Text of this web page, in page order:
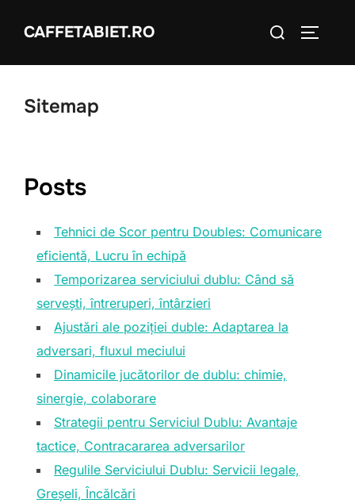
CAFFETABIET.RO
Search
Sitemap
Posts
Tehnici de Scor pentru Doubles: Comunicare
eficientă, Lucru în echipă
Temporizarea serviciului dublu: Când să
servești, întreruperi, întârzieri
Ajustări ale poziției duble: Adaptarea la
adversari, fluxul meciului
Dinamicile jucătorilor de dublu: chimie,
sinergie, colaborare
Strategii pentru Serviciul Dublu: Avantaje
tactice, Contracararea adversarilor
Regulile Serviciului Dublu: Servicii legale,
Greșeli, Încălcări